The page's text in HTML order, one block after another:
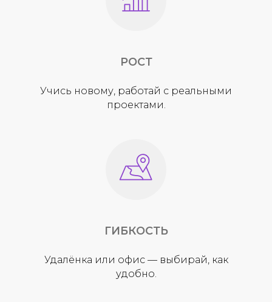
РОСТ
Учись новому, работай с реальными
проектами.
ГИБКОСТЬ
Удалёнка или офис — выбирай, как
удобно.